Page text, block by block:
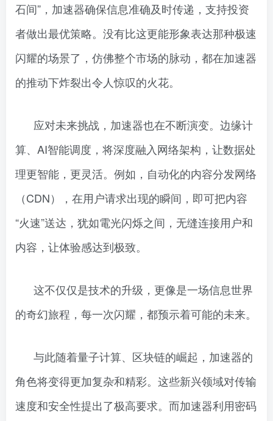
石间”，加速器确保信息准确及时传递，支持投资
者做出最优策略。没有比这更能形象表达那种极速
闪耀的场景了，仿佛整个市场的脉动，都在加速器
的推动下炸裂出令人惊叹的火花。
应对未来挑战，加速器也在不断演变。边缘计
算、AI智能调度，将深度融入网络架构，让数据处
理更智能，更灵活。例如，自动化的内容分发网络
（CDN），在用户请求出现的瞬间，即可把内容
“火速”送达，犹如電光闪烁之间，无缝连接用户和
内容，让体验感达到极致。
这不仅仅是技术的升级，更像是一场信息世界
的奇幻旅程，每一次闪耀，都预示着可能的未来。
与此随着量子计算、区块链的崛起，加速器的
角色将变得更加复杂和精彩。这些新兴领域对传输
速度和安全性提出了极高要求。而加速器利用密码